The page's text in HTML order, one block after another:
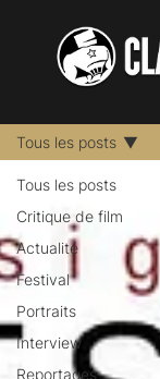
Tous les posts
Critique de film
Actualité
Festival
Portraits
Interview
Reportages
Tous les posts